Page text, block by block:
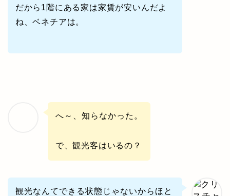
だから1階にある家は家賃が安いんだよ
ね、ベネチアは。
へ～、知らなかった。
で、観光客はいるの？
観光なんてできる状態じゃないからほと